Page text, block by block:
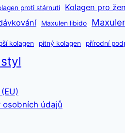
proti stárnutí Kolagen pro
Maxulen libido
kolagen pitný kolagen přírodní
osobních údajů